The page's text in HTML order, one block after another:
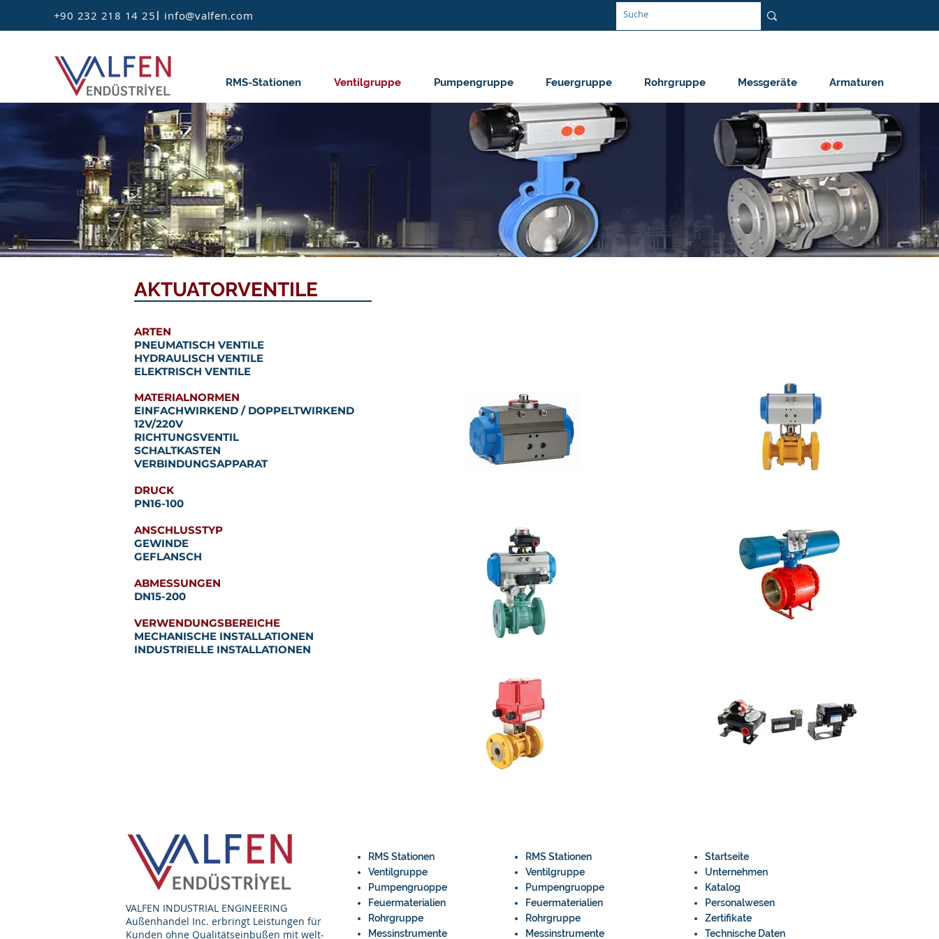
+90 232 218 14 25 info@valfen.com
I
RMS-Stationen Ventilgruppe Pumpengruppe Feuergruppe Rohrgruppe Messgeräte Armaturen
AKTUATORVENTILE
ARTEN
PNEUMATISCH VENTILE
HYDRAULISCH VENTILE
ELEKTRISCH VENTILE
MATERIALNORMEN
EINFACHWIRKEND / DOPPELTWIRKEND
12V/220V
RICHTUNGSVENTIL
SCHALTKASTEN
VERBINDUNGSAPPARAT
DRUCK
PN16-100
ANSCHLUSSTYP
GEWINDE
GEFLANSCH
ABMESSUNGEN
DN15-200
VERWENDUNGSBEREICHE
MECHANISCHE INSTALLATIONEN
INDUSTRIELLE INSTALLATIONEN
VALFEN INDUSTRIAL ENGINEERING
Außenhandel Inc. erbringt Leistungen für
Kunden ohne Qualitätseinbußen mit welt-
RMS Stationen
Ventilgruppe
Pumpengruoppe
Feuermaterialien
Rohrgruppe
Messinstrumente
RMS Stationen
Ventilgruppe
Pumpengruoppe
Feuermaterialien
Rohrgruppe
Messinstrumente
Startseite
Unternehmen
Katalog
Personalwesen
Zertifikate
Technische Daten